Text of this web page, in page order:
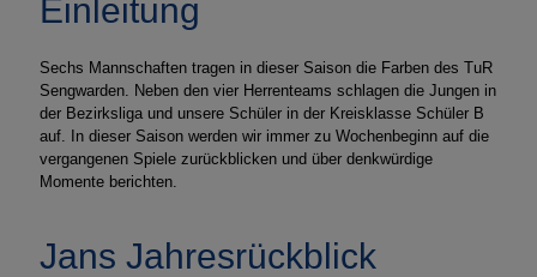
Einleitung
Sechs Mannschaften tragen in dieser Saison die Farben des TuR
Sengwarden. Neben den vier Herrenteams schlagen die Jungen in
der Bezirksliga und unsere Schüler in der Kreisklasse Schüler B
auf. In dieser Saison werden wir immer zu Wochenbeginn auf die
vergangenen Spiele zurückblicken und über denkwürdige
Momente berichten.
Jans Jahresrückblick